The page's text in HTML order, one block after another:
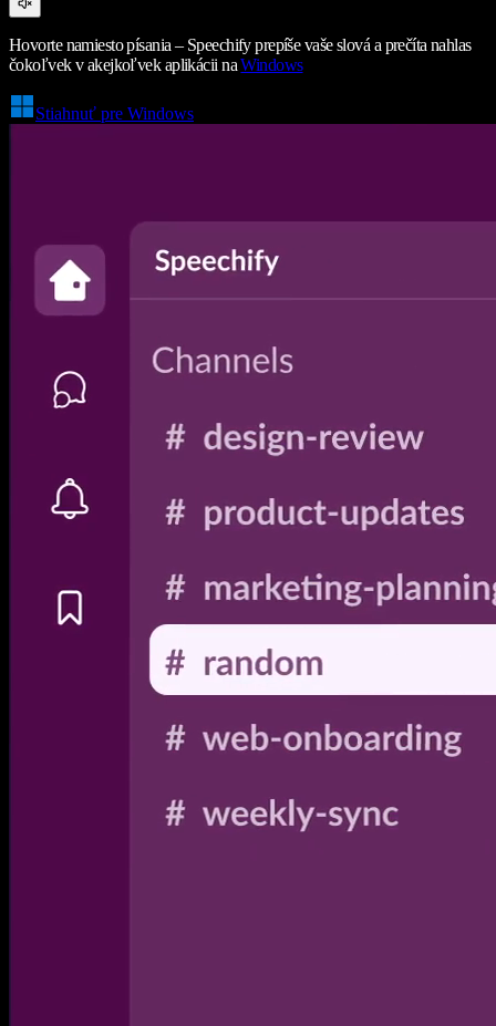
Hovorte namiesto písania – Speechify prepíše vaše slová a prečíta nahlas
čokoľvek v akejkoľvek aplikácii naWindows
Stiahnuť pre Windows